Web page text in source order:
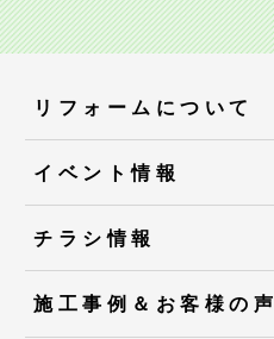
リフォームについて
イベント情報
チラシ情報
施工事例＆お客様の声